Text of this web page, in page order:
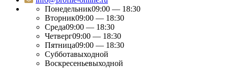
Понедельник09:00 — 18:30
Вторник09:00 — 18:30
Среда09:00 — 18:30
Четверг09:00 — 18:30
Пятница09:00 — 18:30
Субботавыходной
Воскресеньевыходной